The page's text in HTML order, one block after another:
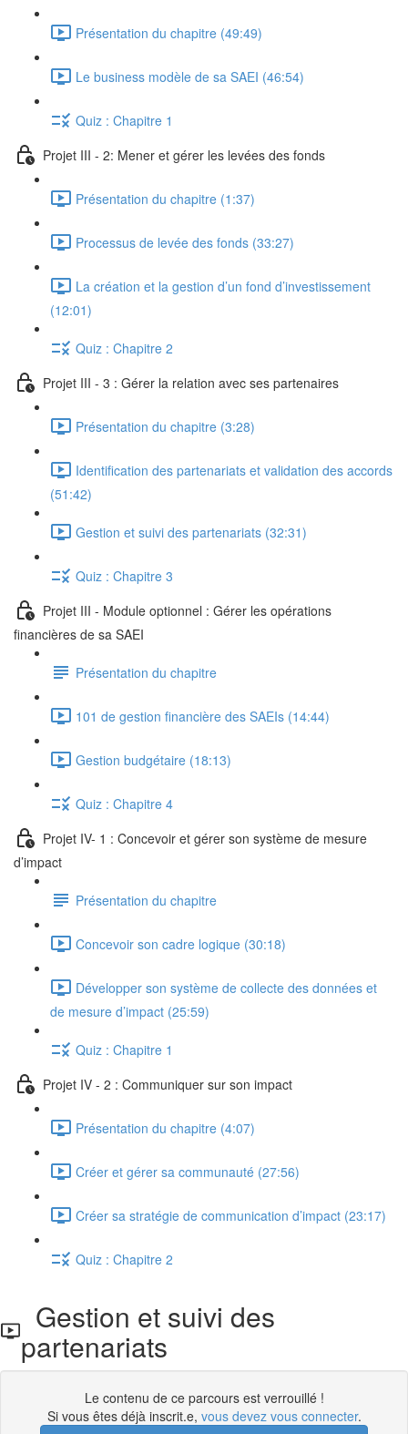
Présentation du chapitre (49:49)
Le business modèle de sa SAEI (46:54)
Quiz : Chapitre 1
Projet III - 2: Mener et gérer les levées des fonds
Présentation du chapitre (1:37)
Processus de levée des fonds (33:27)
La création et la gestion d’un fond d’investissement
(12:01)
Quiz : Chapitre 2
Projet III - 3 : Gérer la relation avec ses partenaires
Présentation du chapitre (3:28)
Identification des partenariats et validation des accords
(51:42)
Gestion et suivi des partenariats (32:31)
Quiz : Chapitre 3
Projet III - Module optionnel : Gérer les opérations
financières de sa SAEI
Présentation du chapitre
101 de gestion financière des SAEIs (14:44)
Gestion budgétaire (18:13)
Quiz : Chapitre 4
Projet IV- 1 : Concevoir et gérer son système de mesure
d’impact
Présentation du chapitre
Concevoir son cadre logique (30:18)
Développer son système de collecte des données et
de mesure d’impact (25:59)
Quiz : Chapitre 1
Projet IV - 2 : Communiquer sur son impact
Présentation du chapitre (4:07)
Créer et gérer sa communauté (27:56)
Créer sa stratégie de communication d’impact (23:17)
Quiz : Chapitre 2
Gestion et suivi des
partenariats
Le contenu de ce parcours est verrouillé !
Si vous êtes déjà inscrit.e, vous devez vous connecter.